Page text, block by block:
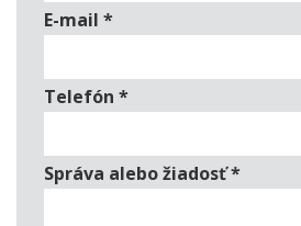
E-mail *
Telefón *
Správa alebo žiadosť*